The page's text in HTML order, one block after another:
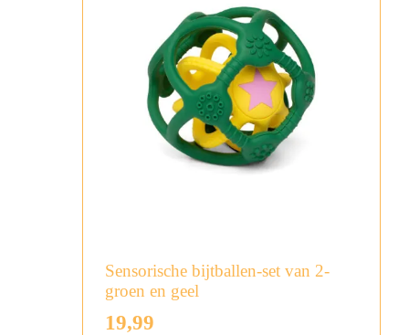
Sensorische bijtballen-set van 2-
groen en geel
19,99